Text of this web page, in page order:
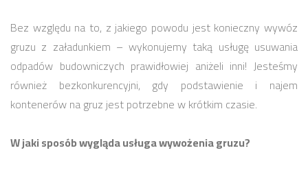
Bez względu na to, z jakiego powodu jest konieczny wywóz
gruzu z załadunkiem – wykonujemy taką usługę usuwania
odpadów budowniczych prawidłowiej aniżeli inni! Jesteśmy
również bezkonkurencyjni, gdy podstawienie i najem
kontenerów na gruz jest potrzebne w krótkim czasie.
W jaki sposób wygląda usługa wywożenia gruzu?